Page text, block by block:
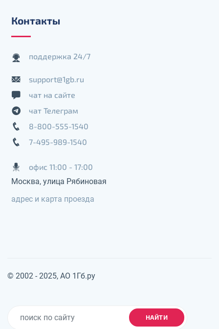
Контакты
поддержка 24/7
support@1gb.ru
чат на сайте
чат Телеграм
8-800-555-1540
7-495-989-1540
офис 11:00 - 17:00
Москва, улица Рябиновая
адрес и карта проезда
© 2002 - 2025, АО 1Гб.ру
НАЙТИ